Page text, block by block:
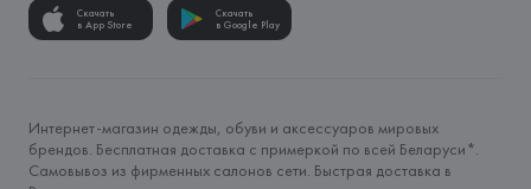
Скачать
в App Store
Скачать
в Google Play
Интернет-магазин одежды, обуви и аксессуаров мировых
брендов. Бесплатная доставка с примеркой по всей Беларуси*.
Самовывоз из фирменных салонов сети. Быстрая доставка в